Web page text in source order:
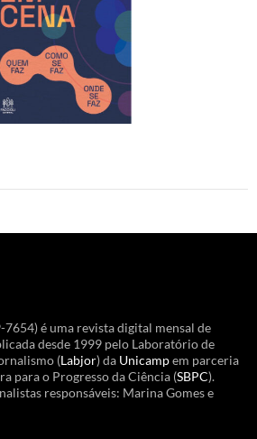
7654) é uma revista digital mensal de
desde 1999 pelo Laboratório de
(Labjor) da Unicampem parceria
para o Progresso da Ciência (SBPC).
responsáveis: Marina Gomes e